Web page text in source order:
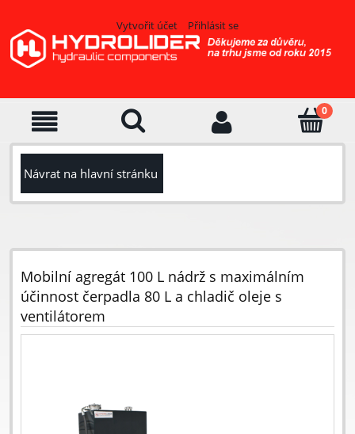
Vytvořit účet Přihlásit se
Návrat na hlavní stránku
Mobilní agregát 100 L nádrž s maximálním
účinnost čerpadla 80 L a chladič oleje s
ventilátorem